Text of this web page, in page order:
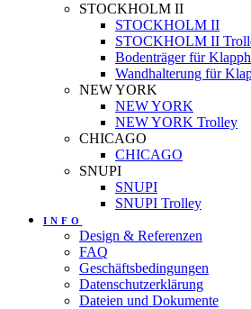
STOCKHOLM II
STOCKHOLM II
STOCKHOLM II
Bodenträger für
Wandhalterung für
NEW YORK
NEW YORK
NEW YORK Trolley
CHICAGO
CHICAGO
SNUPI
SNUPI
SNUPI Trolley
INFO
Design & Referenzen
FAQ
Geschäftsbedingungen
Datenschutzerklärung
Dateien und Dokumente